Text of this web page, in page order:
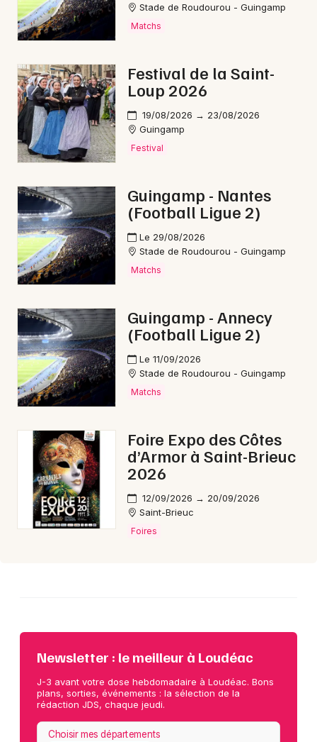
Interactives & immersives en Bretagne
Newsletter des sorties
Artistes en tournée
Magazine à Loudéac
22 - Côtes d'Armor
Choisir mes départements
Je m'abonne
Stade de Roudourou - Guingamp
Matchs
Festival de la Saint-
Loup 2026
19/08/2026 → 23/08/2026
Guingamp
Festival
Guingamp - Nantes
(Football Ligue 2)
Le 29/08/2026
Stade de Roudourou - Guingamp
Matchs
Guingamp - Annecy
(Football Ligue 2)
Le 11/09/2026
Stade de Roudourou - Guingamp
Matchs
Foire Expo des Côtes
d’Armor à Saint-Brieuc
2026
12/09/2026 → 20/09/2026
Saint-Brieuc
Foires
Newsletter : le meilleur à Loudéac
J-3 avant votre dose hebdomadaire à Loudéac. Bons
plans, sorties, événements : la sélection de la
rédaction JDS, chaque jeudi.
Choisir mes départements